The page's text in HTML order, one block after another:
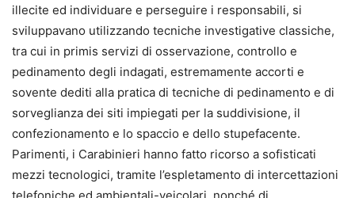
illecite ed individuare e perseguire i responsabili, si
sviluppavano utilizzando tecniche investigative classiche,
tra cui in primis servizi di osservazione, controllo e
pedinamento degli indagati, estremamente accorti e
sovente dediti alla pratica di tecniche di pedinamento e di
sorveglianza dei siti impiegati per la suddivisione, il
confezionamento e lo spaccio e dello stupefacente.
Parimenti, i Carabinieri hanno fatto ricorso a sofisticati
mezzi tecnologici, tramite l’espletamento di intercettazioni